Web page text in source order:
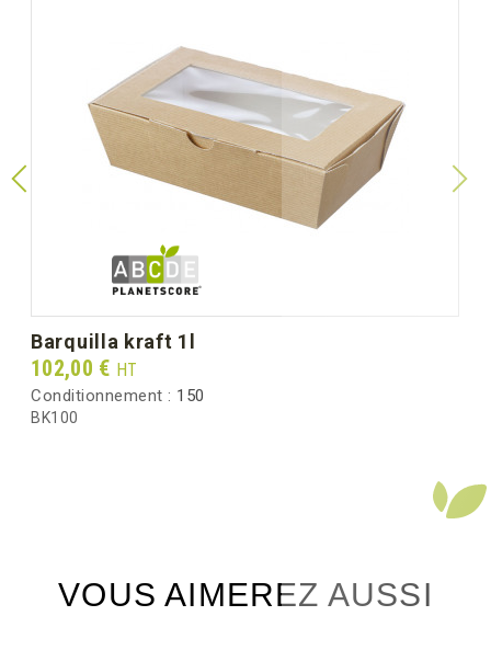
barquilla kraft 1l
Prix
102,00 € HT
Conditionnement : 150
BK100
VOUS AIMEREZ AUSSI